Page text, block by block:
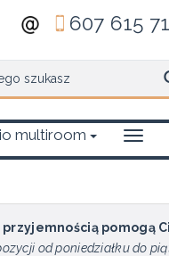
607 615
multiroom
pomogą
od poniedziałku do